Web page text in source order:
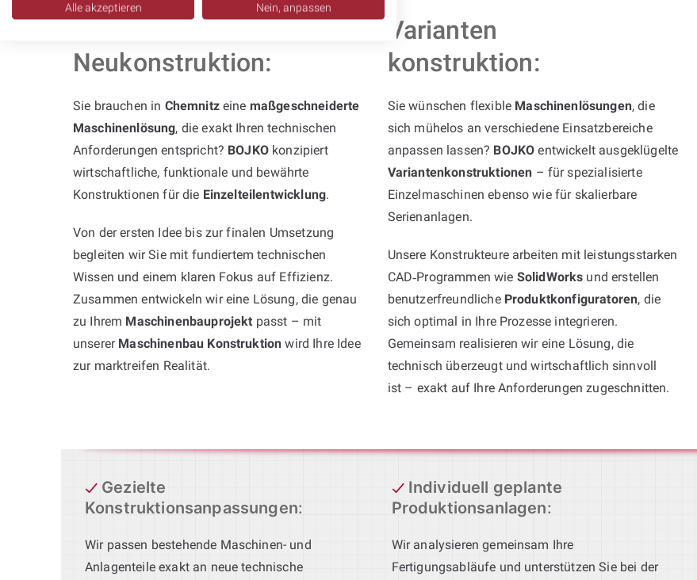
Professionelle
Neukonstruktion:
Sie brauchen in Chemnitzeine maßgeschneiderte
Maschinenlösung, die exakt Ihren technischen
Anforderungen entspricht? BOJKOkonzipiert
wirtschaftliche, funktionale und bewährte
Konstruktionen für die Einzelteilentwicklung.
Von der ersten Idee bis zur finalen Umsetzung
begleiten wir Sie mit fundiertem technischen
Wissen und einem klaren Fokus auf Effizienz.
Zusammen entwickeln wir eine Lösung, die genau
zu Ihrem Maschinenbauprojekt passt – mit
unserer Maschinenbau Konstruktion wird Ihre Idee
zur marktreifen Realität.
Varianten
konstruktion:
Sie wünschen flexible Maschinenlösungen, die
sich mühelos an verschiedene Einsatzbereiche
anpassen lassen? BOJKO entwickelt ausgeklügelte
Variantenkonstruktionen – für spezialisierte
Einzelmaschinen ebenso wie für skalierbare
Serienanlagen.
Unsere Konstrukteure arbeiten mit leistungsstarken
CAD‑Programmen wie SolidWorks und erstellen
benutzerfreundliche Produktkonfiguratoren, die
sich optimal in Ihre Prozesse integrieren.
Gemeinsam realisieren wir eine Lösung, die
technisch überzeugt und wirtschaftlich sinnvoll
ist – exakt auf Ihre Anforderungen zugeschnitten.
Gezielte
Konstruktionsanpassungen:
Wir passen bestehende Maschinen- und
Anlagenteile exakt an neue technische
Individuell geplante
Produktionsanlagen:
Wir analysieren gemeinsam Ihre
Fertigungsabläufe und unterstützen Sie bei der
Alle akzeptieren Nein, anpassen